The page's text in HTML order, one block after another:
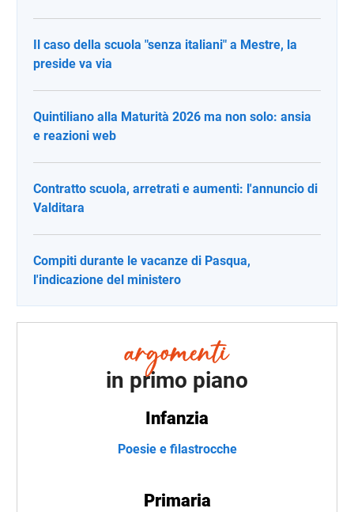
Il caso della scuola "senza italiani" a Mestre, la
preside va via
Quintiliano alla Maturità 2026 ma non solo: ansia
e reazioni web
Contratto scuola, arretrati e aumenti: l'annuncio di
Valditara
Compiti durante le vacanze di Pasqua,
l'indicazione del ministero
in primo piano
Infanzia
Poesie e filastrocche
Primaria